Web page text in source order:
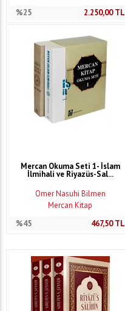
%25
2.250,00TL
Mercan Okuma Seti 1- İslam
İlmihali ve Riyazüs-Sal...
Ömer Nasuhi Bilmen
Mercan Kitap
%45
467,50TL